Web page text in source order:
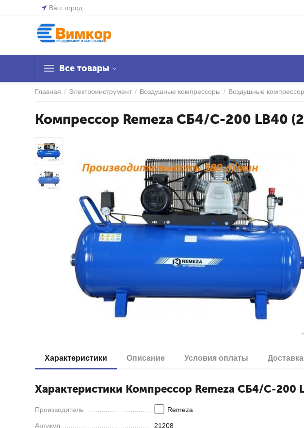
Ваш город
Все товары
Главная / Электроинструмент / Воздушные компрессоры / Воздушные
Компрессор Remeza СБ4/С-200 LB40
Характеристики Описание Условия оплаты
Характеристики Компрессор Remeza СБ4/С-200
Производитель Remeza
Артикул
21208